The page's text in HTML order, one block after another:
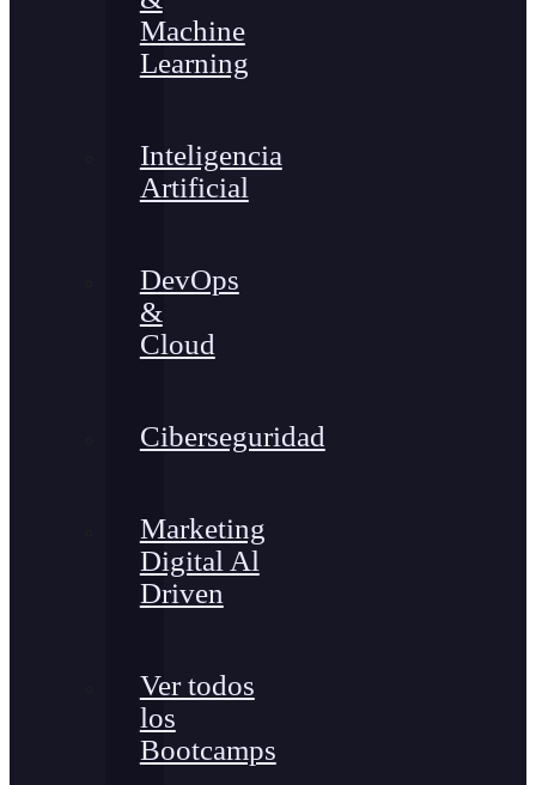
Machine
Learning
Inteligencia
Artificial
DevOps
&
Cloud
Ciberseguridad
Marketing
Digital Al
Driven
Ver todos
los
Bootcamps